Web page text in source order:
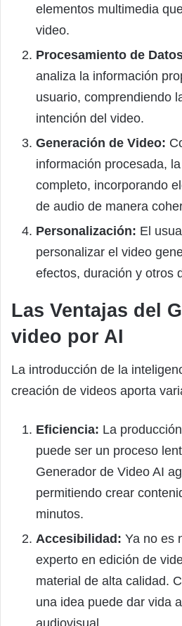
elementos multimedia
video.
Procesamiento de
analiza la información
usuario, comprendiendo
intención del video.
Generación de Video:
información procesada,
completo, incorporando
de audio de manera
Personalización: El
personalizar el video
efectos, duración y otros
Las Ventajas del
video por AI
La introducción de la
creación de videos aporta
Eficiencia: La
puede ser un proceso
Generador de Video AI
permitiendo crear
minutos.
Accesibilidad: Ya no es
experto en edición de
material de alta calidad.
una idea puede dar vida